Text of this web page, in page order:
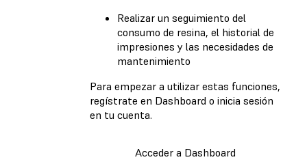
Realizar un seguimiento del
consumo de resina, el historial de
impresiones y las necesidades de
mantenimiento
Para empezar a utilizar estas funciones,
regístrate en Dashboard o inicia sesión
en tu cuenta.
Acceder a Dashboard